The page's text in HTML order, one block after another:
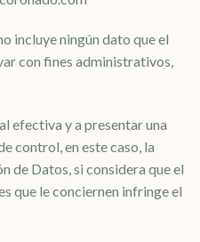
incluye ningún dato que el
con fines administrativos,
efectiva y a presentar una
control, en este caso, la
de Datos, si considera que el
que le conciernen infringe el